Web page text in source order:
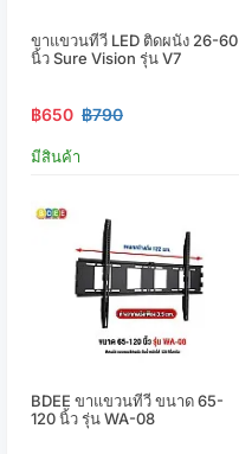
ขาแขวนทีวี LED ติดผนัง 26-60
นิ้ว Sure Vision รุ่น V7
฿650 ฿790
มีสินค้า
BDEE ขาแขวนทีวี ขนาด 65-
120 นิ้ว รุ่น WA-08